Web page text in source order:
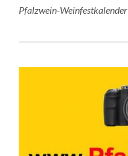
Pfalzwein-Weinfestkalender